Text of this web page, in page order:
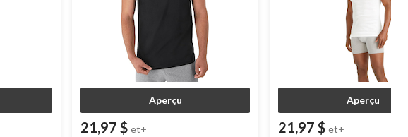
Aperçu
21,97 $ et+
Aperçu
21,97 $ et+